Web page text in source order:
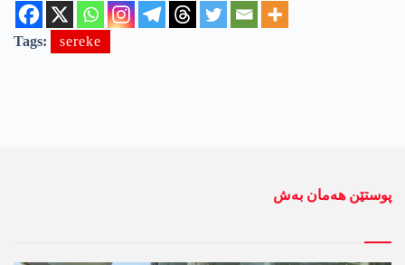
Tags: sereke
پوستێن ھەمان بەش